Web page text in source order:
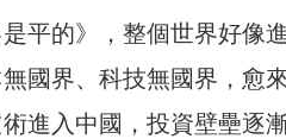
平的》，整個世界好像
國界、科技無國界，愈
進入中國，投資壁壘逐